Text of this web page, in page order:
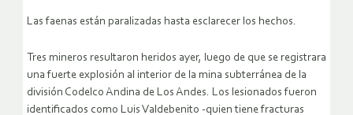
Las faenas están paralizadas hasta esclarecer los hechos.
Tres mineros resultaron heridos ayer, luego de que se registrara
una fuerte explosión al interior de la mina subterránea de la
división Codelco Andina de Los Andes. Los lesionados fueron
identificados como Luis Valdebenito -quien tiene fracturas